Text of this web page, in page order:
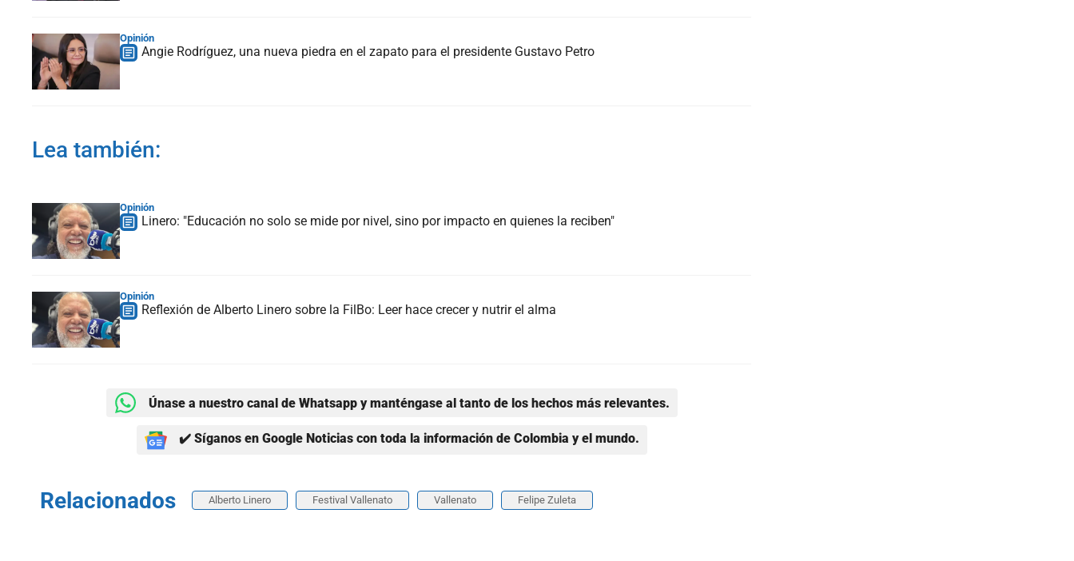
Opinión
Angie Rodríguez, una nueva piedra en el zapato para el presidente Gustavo Petro
Lea también:
Opinión
Linero: "Educación no solo se mide por nivel, sino por impacto en quienes la reciben"
Opinión
Reflexión de Alberto Linero sobre la FilBo: Leer hace crecer y nutrir el alma
Únase a nuestro canal de Whatsapp y manténgase al tanto de los hechos más relevantes.
✔️ Síganos en Google Noticias con toda la información de Colombia y el mundo.
Relacionados Alberto Linero Festival Vallenato Vallenato Felipe Zuleta